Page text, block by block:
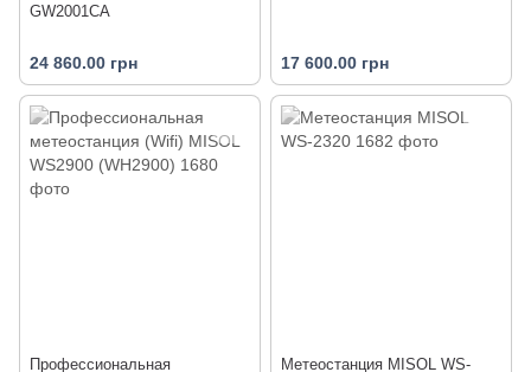
GW2001CA
24 860.00 грн 17 600.00 грн
Профессиональная
Метеостанция MISOL WS-